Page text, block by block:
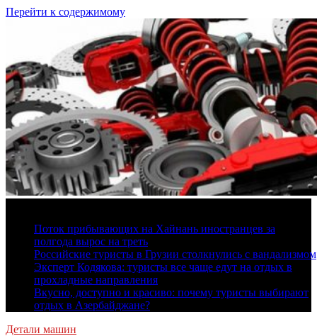
Перейти к содержимому
Поток прибывающих на Хайнань иностранцев за
полгода вырос на треть
Российские туристы в Грузии столкнулись с вандализмом
Эксперт Кодякова: туристы все чаще едут на отдых в
прохладные направления
Вкусно, доступно и красиво: почему туристы выбирают
отдых в Азербайджане?
Детали машин